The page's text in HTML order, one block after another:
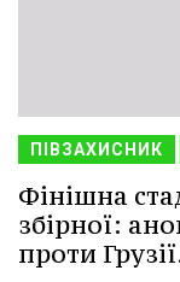
ПІВЗАХИСНИК
Фінішна
збірної:
проти